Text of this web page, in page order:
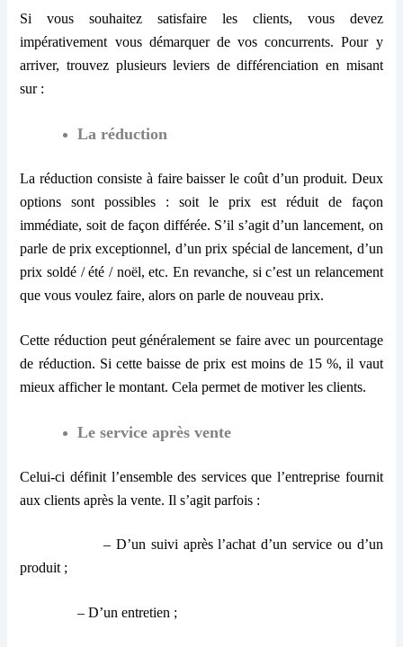
Si vous souhaitez satisfaire les clients, vous devez
impérativement vous démarquer de vos concurrents. Pour y
arriver, trouvez plusieurs leviers de différenciation en misant
sur :
La réduction
La réduction consiste à faire baisser le coût d’un produit. Deux
options sont possibles : soit le prix est réduit de façon
immédiate, soit de façon différée. S’il s’agit d’un lancement, on
parle de prix exceptionnel, d’un prix spécial de lancement, d’un
prix soldé / été / noël, etc. En revanche, si c’est un relancement
que vous voulez faire, alors on parle de nouveau prix.
Cette réduction peut généralement se faire avec un pourcentage
de réduction. Si cette baisse de prix est moins de 15 %, il vaut
mieux afficher le montant. Cela permet de motiver les clients.
Le service après vente
Celui-ci définit l’ensemble des services que l’entreprise fournit
aux clients après la vente. Il s’agit parfois :
– D’un suivi après l’achat d’un service ou d’un
produit ;
– D’un entretien ;